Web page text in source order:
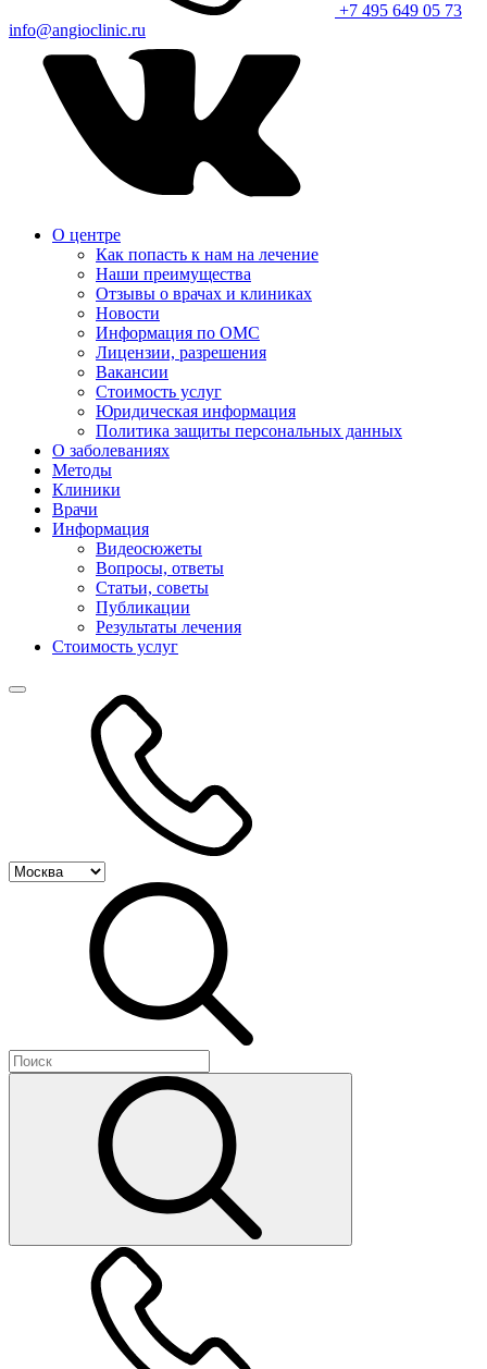
+7 495 649 05 73
info@angioclinic.ru
О центре
Как попасть к нам на лечение
Наши преимущества
Отзывы о врачах и клиниках
Новости
Информация по ОМС
Лицензии, разрешения
Вакансии
Стоимость услуг
Юридическая информация
Политика защиты персональных данных
О заболеваниях
Методы
Клиники
Врачи
Информация
Видеосюжеты
Вопросы, ответы
Статьи, советы
Публикации
Результаты лечения
Стоимость услуг